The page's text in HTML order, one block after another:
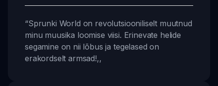
“Sprunki World on revolutsiooniliselt muutnud
minu muusika loomise viisi. Erinevate helide
segamine on nii lõbus ja tegelased on
erakordselt armsad!,,